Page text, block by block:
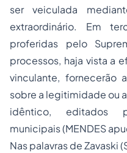
ser veiculada
extraordinário. Em
proferidas pelo
processos, haja vista a
vinculante, fornecerão
sobre a legitimidade ou
idêntico, editados
municipais (MENDES
Nas palavras de Zavaski